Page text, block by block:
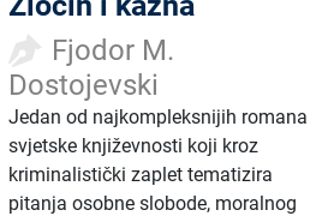
Fjodor M.
Dostojevski
Jedan od najkompleksnijih romana
svjetske književnosti koji kroz
kriminalistički zaplet tematizira
pitanja osobne slobode, moralnog